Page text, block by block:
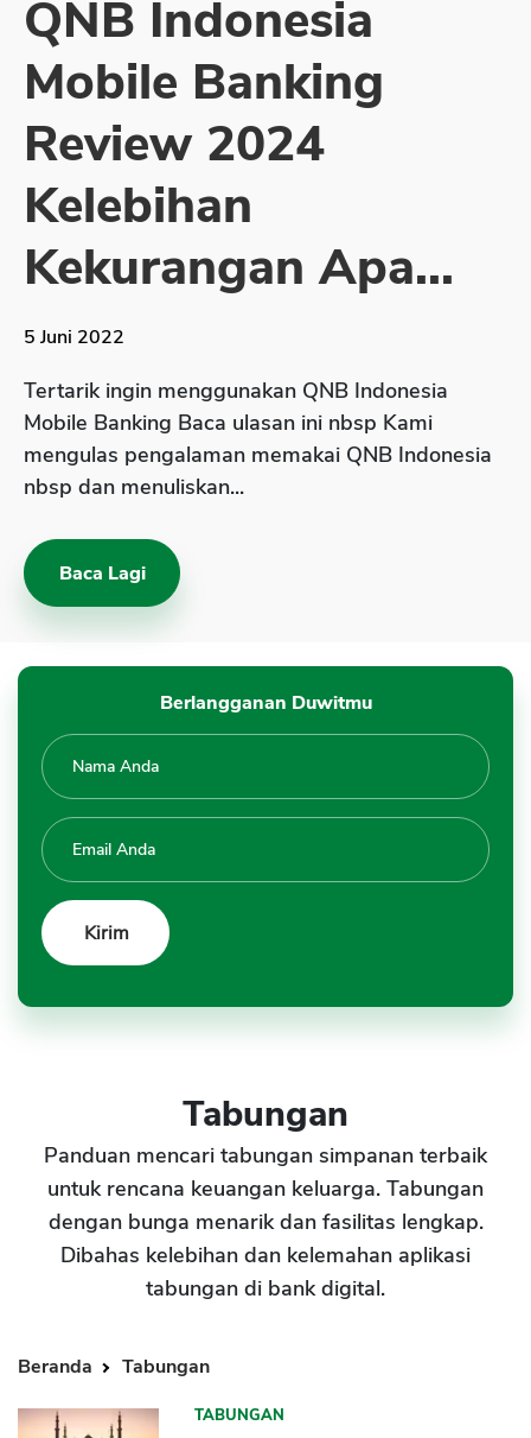
Sekuritas Saham
Bank Digital
Crypto
Assets Crypto
Exchange
Asuransi
Asuransi Kesehatan
QNB Indonesia
Mobile Banking
Review 2024
Kelebihan
Kekurangan Apa...
5 Juni 2022
Tertarik ingin menggunakan QNB Indonesia
Mobile Banking Baca ulasan ini nbsp Kami
mengulas pengalaman memakai QNB Indonesia
nbsp dan menuliskan...
Baca Lagi
Berlangganan Duwitmu
Tabungan
Panduan mencari tabungan simpanan terbaik
untuk rencana keuangan keluarga. Tabungan
dengan bunga menarik dan fasilitas lengkap.
Dibahas kelebihan dan kelemahan aplikasi
tabungan di bank digital.
Beranda Tabungan
TABUNGAN
OK
CANCEL